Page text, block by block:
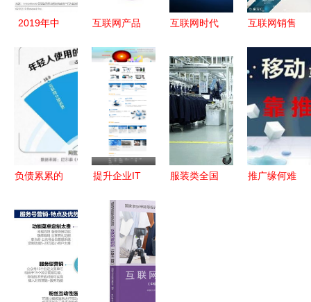
2019年中
交企业营销
策略白皮书
信息技术咨
询服务
互联网产品
与信息技术
咨询策略
互联网时代
趋势 解析
天狼网
gd188.cn
的百大行业
互联网销售
零售营销产
品的核心特
点解析
负债累累的
何以信息技
术咨询重启
人生？
提升企业IT
选择——专
业网络信息
服务解决方
案
服装类全国
推广缘何难